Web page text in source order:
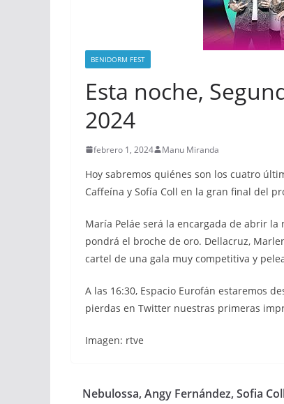
BENIDORM FEST
Esta noche,
2024
febrero 1, 2024 Manu Miranda
Hoy sabremos quiénes son los cuatro
Caffeína y Sofía Coll en la gran final del
María Peláe será la encargada de abrir
pondrá el broche de oro. Dellacruz,
cartel de una gala muy competitiva y
A las 16:30, Espacio Eurofán estaremos
pierdas en Twitter nuestras primeras
Imagen: rtve
Nebulossa, Angy Fernández, Sofia